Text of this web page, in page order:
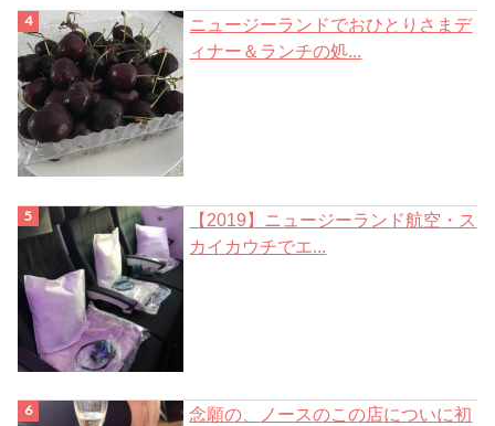
ニュージーランドでおひとりさまデ
ィナー＆ランチの処...
【2019】ニュージーランド航空・ス
カイカウチでエ...
念願の、ノースのこの店についに初